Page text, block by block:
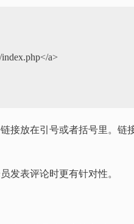
a>
接放在引号或者括号里。链
发表评论时更有针对性。